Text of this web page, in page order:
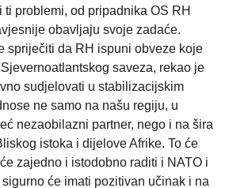
ti problemi, od pripadnika OS RH
obavljaju svoje zadaće.
spriječiti da RH ispuni obveze koje
saveza, rekao je
sudjelovati u stabilizacijskim
ne samo na našu regiju, u
nezaobilazni partner, nego i na šira
istoka i dijelove Afrike. To će
zajedno i istodobno raditi i NATO i
će imati pozitivan učinak i na